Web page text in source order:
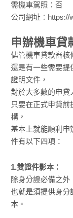
需機車駕照：否
公司網址：https://
申辦機車貸
儘管機車貸款審核
還是有一些需要提
證明文件，
對於大多數的申貸
只要在正式申貸
構，
基本上就能順利申
件有以下四項：
1.雙證件影本：
除身分證必備之外
也就是須提供身分
本。